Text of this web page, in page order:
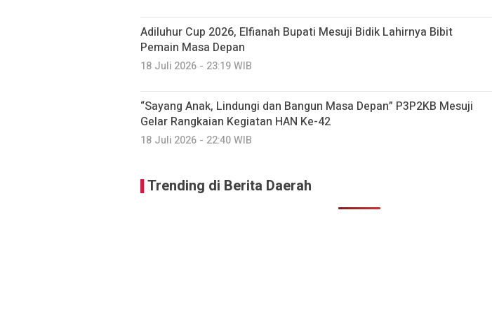
Adiluhur Cup 2026, Elfianah Bupati Mesuji Bidik Lahirnya Bibit
Pemain Masa Depan
18 Juli 2026 - 23:19 WIB
“Sayang Anak, Lindungi dan Bangun Masa Depan” P3P2KB Mesuji
Gelar Rangkaian Kegiatan HAN Ke-42
18 Juli 2026 - 22:40 WIB
Trending di Berita Daerah